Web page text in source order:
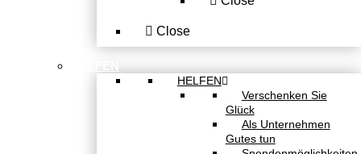
Close
HELFEN
Verschenken Sie
Glück
Als Unternehmen
Gutes tun